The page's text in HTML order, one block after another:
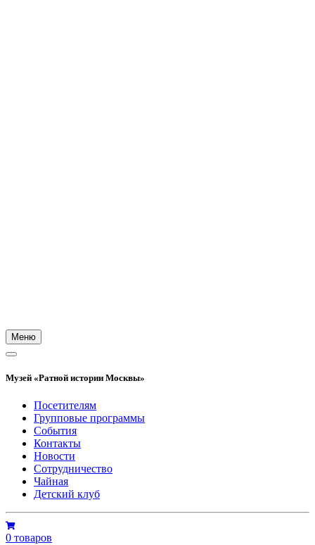
Меню
Музей «Ратной истории Москвы»
Посетителям
Групповые программы
События
Контакты
Новости
Сотрудничество
Чайная
Детский клуб
0 товаров